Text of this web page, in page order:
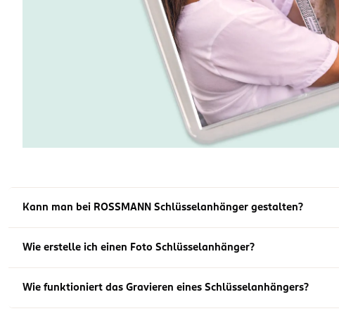
Kann man bei ROSSMANN Schlüsselanhänger gestalten?
Wie erstelle ich einen Foto Schlüsselanhänger?
Wie funktioniert das Gravieren eines Schlüsselanhängers?